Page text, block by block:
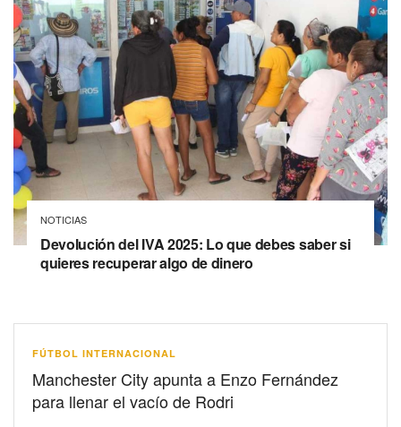
NOTICIAS
Devolución del IVA 2025: Lo que debes saber si
quieres recuperar algo de dinero
FÚTBOL INTERNACIONAL
Manchester City apunta a Enzo Fernández
para llenar el vacío de Rodri